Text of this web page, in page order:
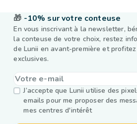
🎁 -10% sur votre conteuse
En vous inscrivant à la newsletter,
la conteuse de votre choix, restez
de Lunii en avant-première et
exclusives.
J’accepte que Lunii utilise des
emails pour me proposer des
mes centres d'intérêt